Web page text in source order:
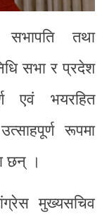
तथा
सभा र प्रदेश
एवं भयरहित
रूपमा
छन् ।
मुख्यसचिव